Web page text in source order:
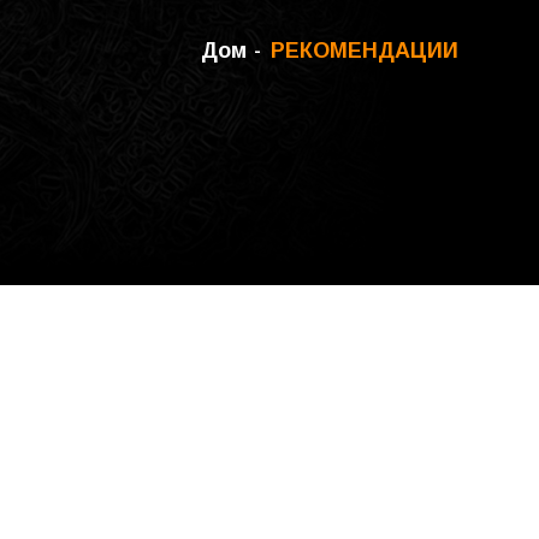
Дом РЕКОМЕНДАЦИИ